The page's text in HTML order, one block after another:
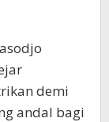
demi
andal bagi